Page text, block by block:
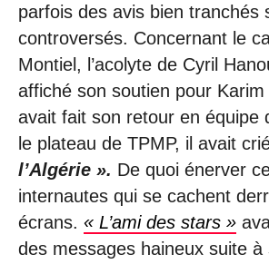
parfois des avis bien tranchés
controversés. Concernant le
Montiel, l’acolyte de Cyril
affiché son soutien pour
avait fait son retour en équipe
le plateau de TPMP, il avait
l’Algérie ». De quoi énerver
internautes qui se cachent
écrans. « L’ami des stars »
des messages haineux suite à